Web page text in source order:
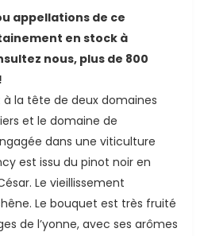
appellations de ce
en stock à
nous, plus de 800
la tête de deux domaines
et le domaine de
dans une viticulture
est issu du pinot noir en
Le vieillissement
Le bouquet est très fruité
de l’yonne, avec ses arômes